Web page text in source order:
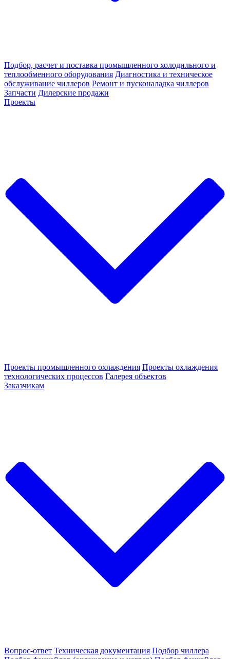
Подбор, расчет и поставка промышленного холодильного и
теплообменного оборудования Диагностика и техническое
обслуживание чиллеров Ремонт и пусконаладка чиллеров
Запчасти Дилерские продажи
Проекты
Проекты промышленного охлаждения Проекты охлаждения
технологических процессов Галерея объектов
Заказчикам
Вопрос-ответ Техническая документация Подбор чиллера